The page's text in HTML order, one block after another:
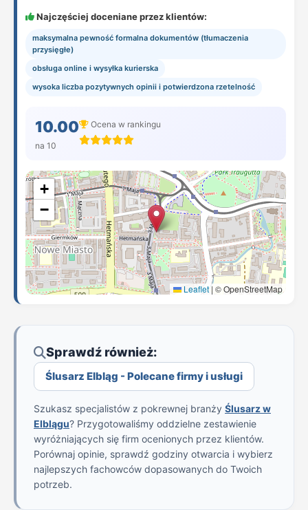
Najczęściej doceniane przez klientów:
maksymalna pewność formalna dokumentów (tłumaczenia
przysięgłe)
obsługa online i wysyłka kurierska
wysoka liczba pozytywnych opinii i potwierdzona rzetelność
10.00
na 10
Ocena w rankingu
+
−
Leaflet | © OpenStreetMap
Sprawdź również:
Ślusarz Elbląg - Polecane firmy i usługi
Szukasz specjalistów z pokrewnej branży Ślusarz w
Elblągu? Przygotowaliśmy oddzielne zestawienie
wyróżniających się firm ocenionych przez klientów.
Porównaj opinie, sprawdź godziny otwarcia i wybierz
najlepszych fachowców dopasowanych do Twoich
potrzeb.